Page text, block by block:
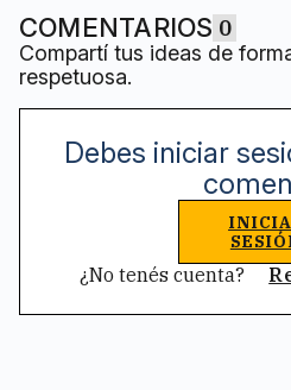
COMENTARIOS 0
Compartí tus ideas de
respetuosa.
Debes iniciar
¿No tenés cuenta?